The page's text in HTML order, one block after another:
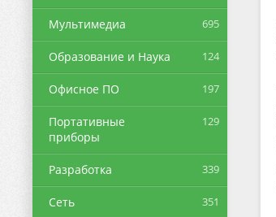
Мультимедиа 695
Образование и Наука 124
Офисное ПО 197
Портативные
приборы
129
Разработка 339
Сеть 351